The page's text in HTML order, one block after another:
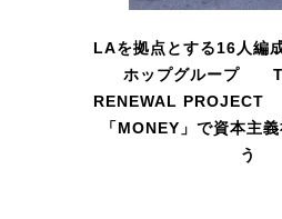
LAを拠点とする16人編
ホップグループ
RENEWAL PROJECT
「MONEY」で資本主
う